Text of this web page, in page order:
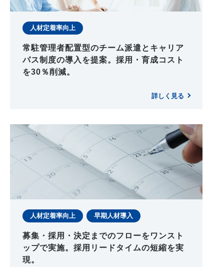
人材定着率向上
常駐管理者配置型のチーム派遣とキャリア
パス制度の導入を提案。採用・育成コスト
を30％削減。
詳しく見る
人材定着率向上 早期人材導入
募集・採用・決定までのフローをワンスト
ップで実施。採用リードタイムの短縮を実
現。